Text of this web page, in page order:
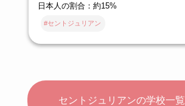
日本人の割合：約15%
#セントジュリアン
セントジュリアンの学校一